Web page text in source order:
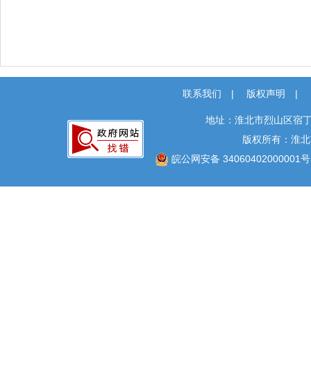
联系我们 | 版权声明 |
地址：淮北市烈山区宿
版权所有：淮
皖公网安备 34060402000001号